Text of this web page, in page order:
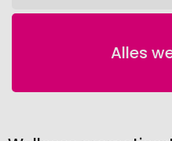
Alles